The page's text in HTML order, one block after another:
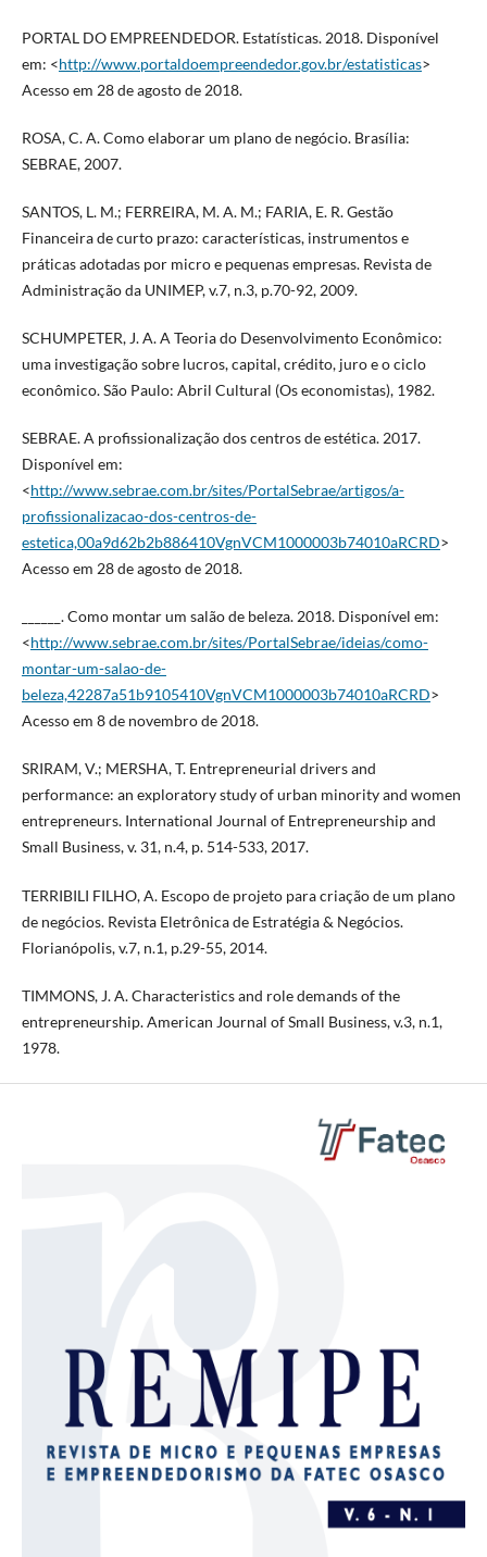
PORTAL DO EMPREENDEDOR. Estatísticas. 2018. Disponível
em: <http://www.portaldoempreendedor.gov.br/estatisticas>
Acesso em 28 de agosto de 2018.
ROSA, C. A. Como elaborar um plano de negócio. Brasília:
SEBRAE, 2007.
SANTOS, L. M.; FERREIRA, M. A. M.; FARIA, E. R. Gestão
Financeira de curto prazo: características, instrumentos e
práticas adotadas por micro e pequenas empresas. Revista de
Administração da UNIMEP, v.7, n.3, p.70-92, 2009.
SCHUMPETER, J. A. A Teoria do Desenvolvimento Econômico:
uma investigação sobre lucros, capital, crédito, juro e o ciclo
econômico. São Paulo: Abril Cultural (Os economistas), 1982.
SEBRAE. A profissionalização dos centros de estética. 2017.
Disponível em:
<http://www.sebrae.com.br/sites/PortalSebrae/artigos/a-
profissionalizacao-dos-centros-de-
estetica,00a9d62b2b886410VgnVCM1000003b74010aRCRD>
Acesso em 28 de agosto de 2018.
______. Como montar um salão de beleza. 2018. Disponível em:
<http://www.sebrae.com.br/sites/PortalSebrae/ideias/como-
montar-um-salao-de-
beleza,42287a51b9105410VgnVCM1000003b74010aRCRD>
Acesso em 8 de novembro de 2018.
SRIRAM, V.; MERSHA, T. Entrepreneurial drivers and
performance: an exploratory study of urban minority and women
entrepreneurs. International Journal of Entrepreneurship and
Small Business, v. 31, n.4, p. 514-533, 2017.
TERRIBILI FILHO, A. Escopo de projeto para criação de um plano
de negócios. Revista Eletrônica de Estratégia & Negócios.
Florianópolis, v.7, n.1, p.29-55, 2014.
TIMMONS, J. A. Characteristics and role demands of the
entrepreneurship. American Journal of Small Business, v.3, n.1,
1978.